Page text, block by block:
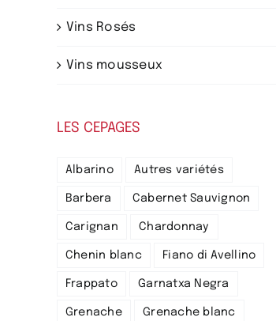
Vins Rosés
Vins mousseux
LES CEPAGES
Albarino Autres variétés
Barbera Cabernet Sauvignon
Carignan Chardonnay
Chenin blanc Fiano di Avellino
Frappato Garnatxa Negra
Grenache Grenache blanc